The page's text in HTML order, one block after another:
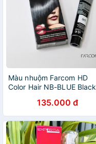
Màu nhuộm Farcom HD
Color Hair NB-BLUE Black
135.000 đ